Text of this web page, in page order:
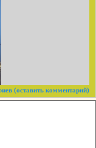
(оставить комментарий)